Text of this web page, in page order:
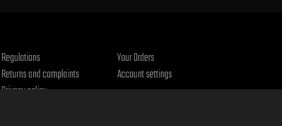
Regulations
Returns and complaints
Privacy policy
Your Orders
Account settings